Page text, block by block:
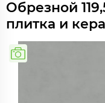
Обрезной
плитка и